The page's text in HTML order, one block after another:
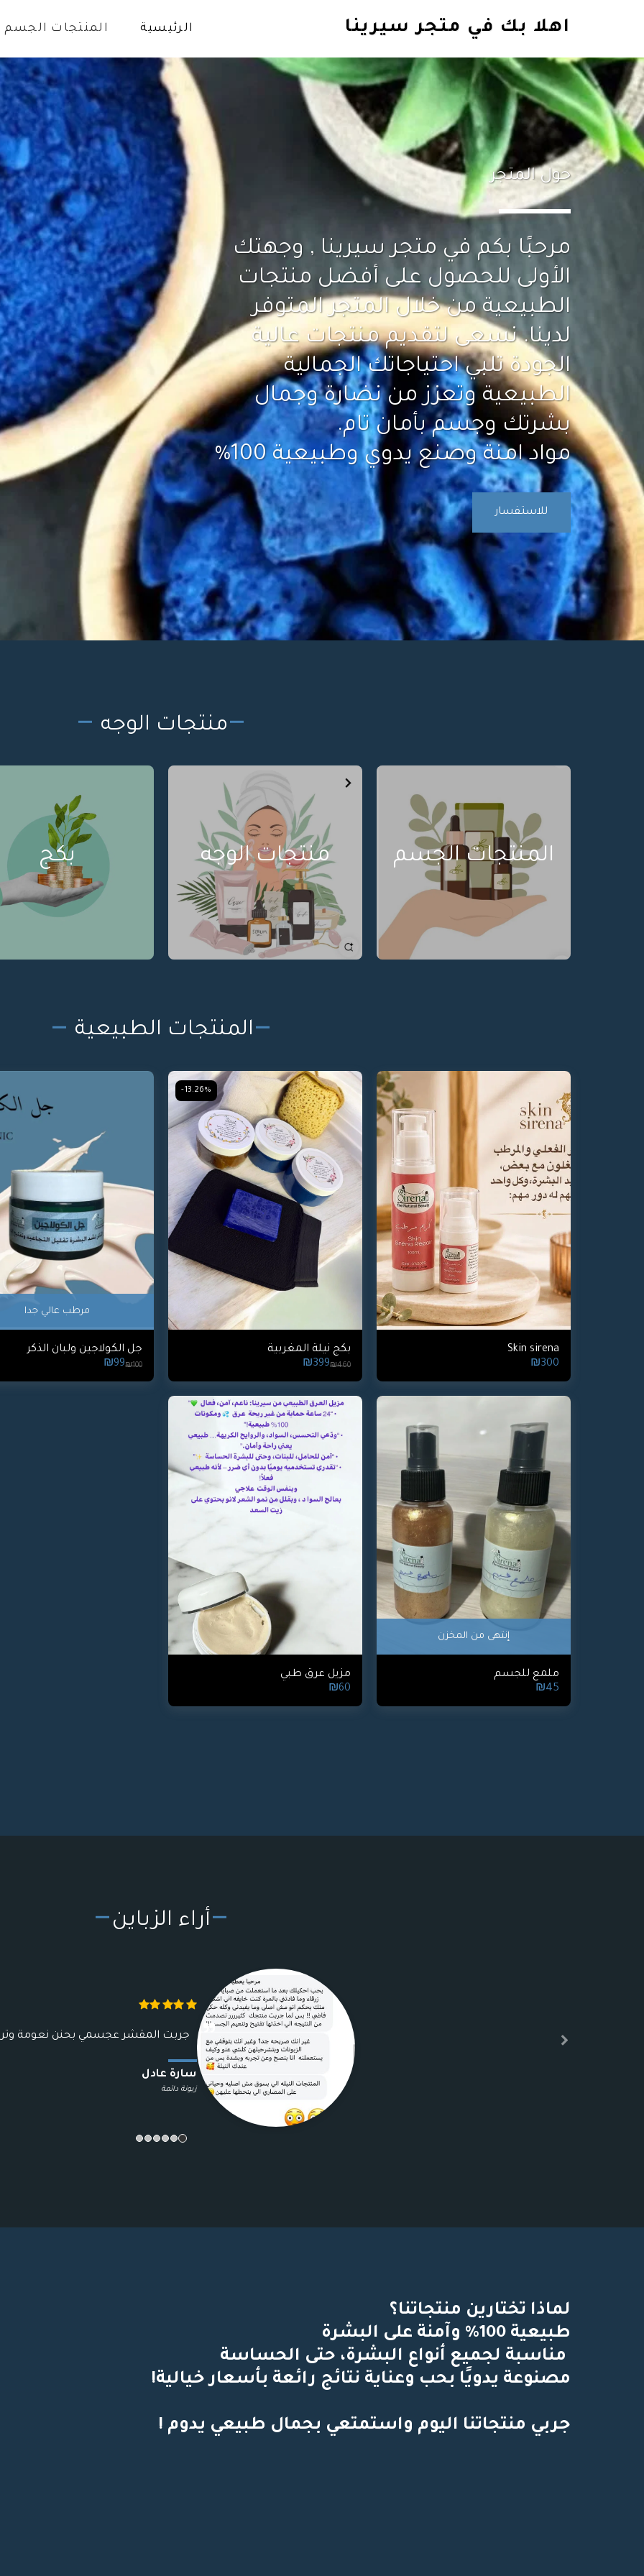
اهلا بك في متجر سيرينا الرئيسية المنتجات الجسم
حول المتجر
الطبيعية من خلال المتجر المتوفر
الجودة تلبي احتياجاتك الجمالية
الطبيعية وتعزز من نضارة وجمال
بشرتك وجسم بأمان تام.
مواد امنة وصنع يدوي وطبيعية 100%
للاستفسار
منتجات الوجه
المنتجات الجسم منتجات الوجه بكج
المنتجات الطبيعية
Skin sirena
₪300
-13.26%
بكج نيلة المغربية
₪460
₪399
مرطب عالي جدا
جل الكولاجين ولبان الذكر
₪100
₪99
إنتهى من المخزن
ملمع للجسم
₪45
مزيل عرق طبي
₪60
أراء الزباين
جربت المقشر عجسمي بحنن نعومة
سارة عادل
زبونة دائمة
لماذا تختارين منتجاتنا؟
طبيعية 100% وآمنة على البشرة
مناسبة لجميع أنواع البشرة، حتى الحساسة
مصنوعة يدويًا بحب وعناية نتائج رائعة بأسعار خيالية!
جربي منتجاتنا اليوم واستمتعي بجمال طبيعي يدوم !